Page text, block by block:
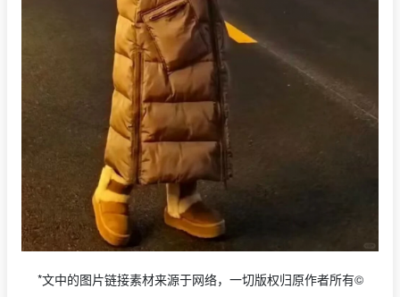
*文中的图片链接素材来源于网络，一切版权归原作者所有©